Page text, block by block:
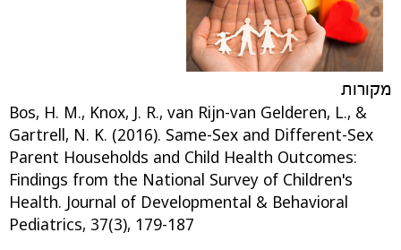
מקורות
Bos, H. M., Knox, J. R., van Rijn-van Gelderen, L., &
Gartrell, N. K. (2016). Same-Sex and Different-Sex
Parent Households and Child Health Outcomes:
Findings from the National Survey of Children's
Health. Journal of Developmental & Behavioral
Pediatrics, 37(3), 179-187‏